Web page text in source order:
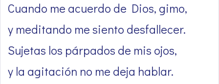
Cuando me acuerdo de Dios, gimo,
y meditando me siento desfallecer.
Sujetas los párpados de mis ojos,
y la agitación no me deja hablar.